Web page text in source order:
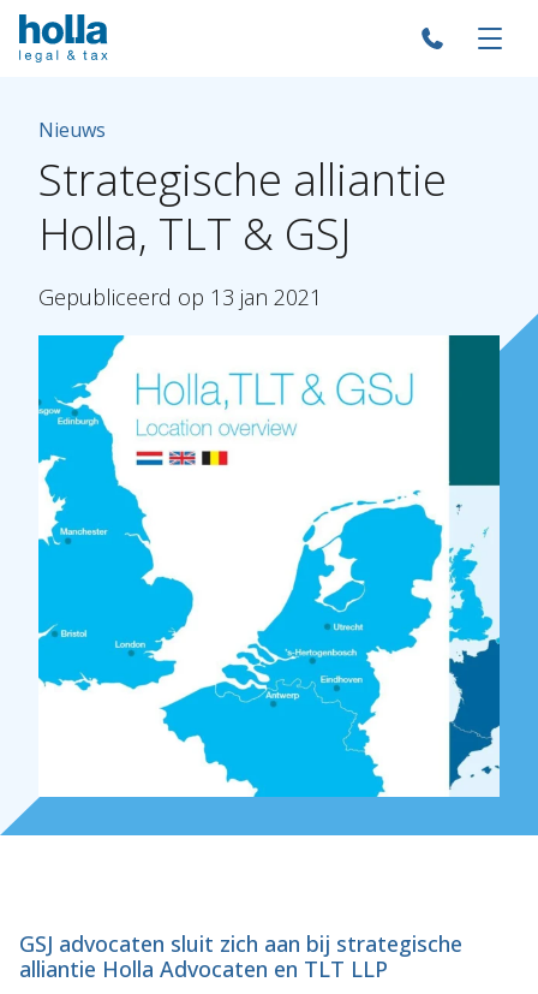
Over Holla
Onze mensen
NL EN DE FR
Nieuws
Strategische alliantie
Holla, TLT & GSJ
Gepubliceerd op 13 jan 2021
GSJ advocaten sluit zich aan bij strategische
alliantie Holla Advocaten en TLT LLP